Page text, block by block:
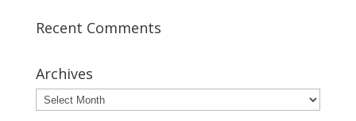
Recent Comments
Archives
Archives